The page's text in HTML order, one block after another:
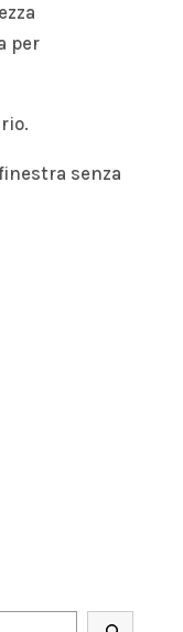
per
senza